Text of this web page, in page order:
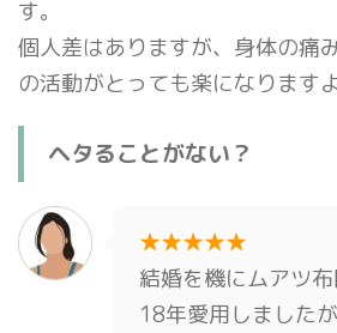
す。
個人差はありますが、身体の痛
の活動がとっても楽になりますよ
ヘタることがない？
★★★★★
結婚を機にムアツ
18年愛用しました